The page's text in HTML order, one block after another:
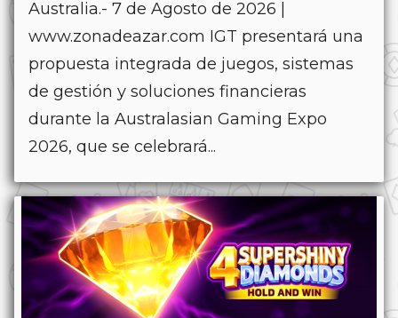
Australia.- 7 de Agosto de 2026 |
www.zonadeazar.com IGT presentará una
propuesta integrada de juegos, sistemas
de gestión y soluciones financieras
durante la Australasian Gaming Expo
2026, que se celebrará...